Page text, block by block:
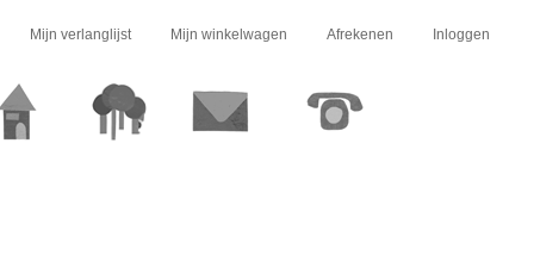
Mijn verlanglijst Mijn winkelwagen Afrekenen Inloggen